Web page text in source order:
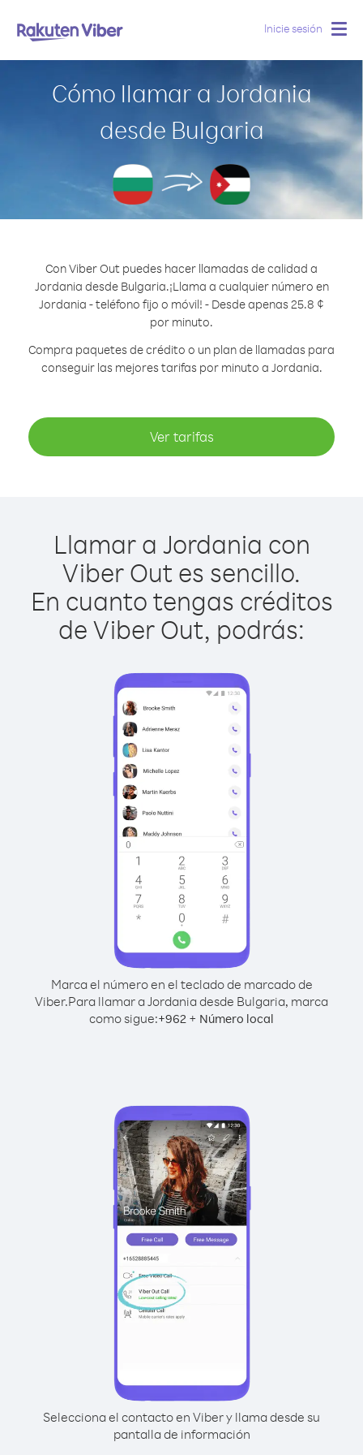
Inicie sesión
Cómo llamar a Jordania
desde Bulgaria
Con Viber Out puedes hacer llamadas de calidad a
Jordania desde Bulgaria.¡Llama a cualquier número en
Jordania - teléfono fijo o móvil! - Desde apenas 25.8 ¢
por minuto.
Compra paquetes de crédito o un plan de llamadas para
conseguir las mejores tarifas por minuto a Jordania.
Ver tarifas
Llamar a Jordania con
Viber Out es sencillo.
En cuanto tengas créditos
de Viber Out, podrás:
Marca el número en el teclado de marcado de
Viber.Para llamar a Jordania desde Bulgaria, marca
como sigue:+962 + Número local
Selecciona el contacto en Viber y llama desde su
pantalla de información